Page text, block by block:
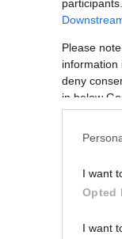
Please
information
deny
in below
I want
Opted
I want